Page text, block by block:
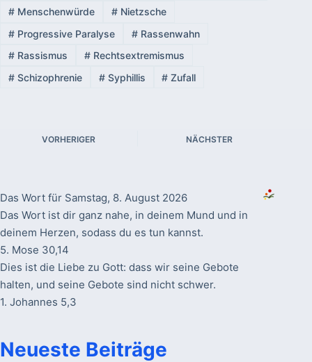
#Menschenwürde #Nietzsche
#Progressive Paralyse #Rassenwahn
#Rassismus #Rechtsextremismus
#Schizophrenie #Syphillis # Zufall
VORHERIGER NÄCHSTER
Das Wort für Samstag, 8. August 2026
Das Wort ist dir ganz nahe, in deinem Mund und in
deinem Herzen, sodass du es tun kannst.
5. Mose 30,14
Dies ist die Liebe zu Gott: dass wir seine Gebote
halten, und seine Gebote sind nicht schwer.
1. Johannes 5,3
Neueste Beiträge